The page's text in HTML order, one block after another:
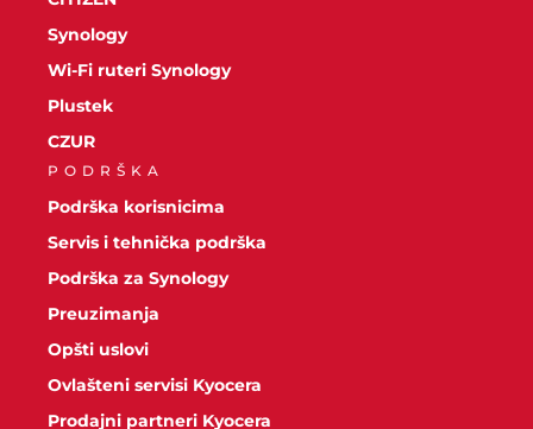
Synology
Wi-Fi ruteri Synology
Plustek
CZUR
PODRŠKA
Podrška korisnicima
Servis i tehnička podrška
Podrška za Synology
Preuzimanja
Opšti uslovi
Ovlašteni servisi Kyocera
Prodajni partneri Kyocera